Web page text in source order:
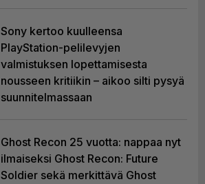
Sony kertoo kuulleensa
PlayStation-pelilevyjen
valmistuksen lopettamisesta
nousseen kritiikin – aikoo silti pysyä
suunnitelmassaan
Ghost Recon 25 vuotta: nappaa nyt
ilmaiseksi Ghost Recon: Future
Soldier sekä merkittävä Ghost